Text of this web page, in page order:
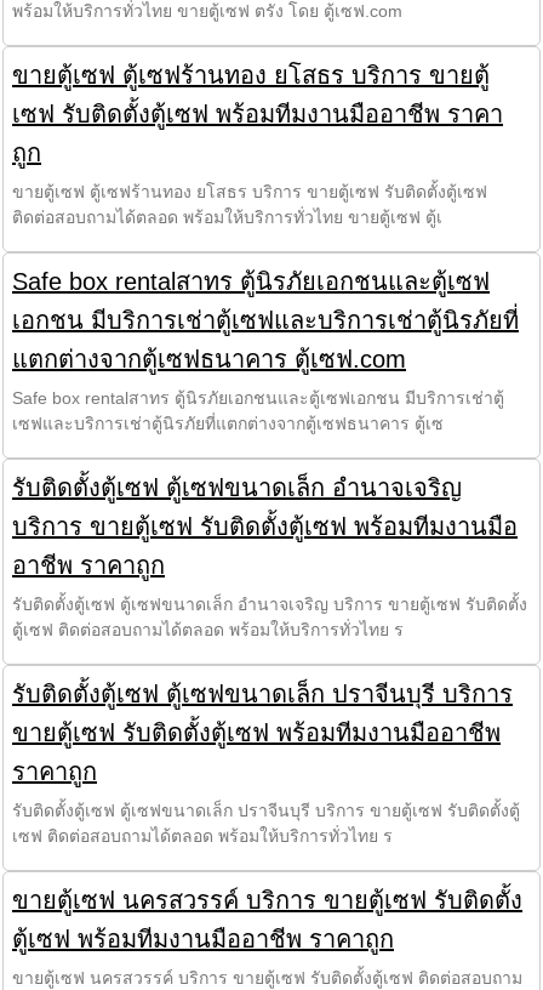
พร้อมให้บริการทั่วไทย ขายตู้เซฟ ตรัง โดย ตู้เซฟ.com
ขายตู้เซฟ ตู้เซฟร้านทอง ยโสธร บริการ ขายตู้
เซฟ รับติดตั้งตู้เซฟ พร้อมทีมงานมืออาชีพ ราคา
ถูก
ขายตู้เซฟ ตู้เซฟร้านทอง ยโสธร บริการ ขายตู้เซฟ รับติดตั้งตู้เซฟ
ติดต่อสอบถามได้ตลอด พร้อมให้บริการทั่วไทย ขายตู้เซฟ ตู้เ
Safe box rentalสาทร ตู้นิรภัยเอกชนและตู้เซฟ
เอกชน มีบริการเช่าตู้เซฟและบริการเช่าตู้นิรภัยที่
แตกต่างจากตู้เซฟธนาคาร ตู้เซฟ.com
Safe box rentalสาทร ตู้นิรภัยเอกชนและตู้เซฟเอกชน มีบริการเช่าตู้
เซฟและบริการเช่าตู้นิรภัยที่แตกต่างจากตู้เซฟธนาคาร ตู้เซ
รับติดตั้งตู้เซฟ ตู้เซฟขนาดเล็ก อำนาจเจริญ
บริการ ขายตู้เซฟ รับติดตั้งตู้เซฟ พร้อมทีมงานมือ
อาชีพ ราคาถูก
รับติดตั้งตู้เซฟ ตู้เซฟขนาดเล็ก อำนาจเจริญ บริการ ขายตู้เซฟ รับติดตั้ง
ตู้เซฟ ติดต่อสอบถามได้ตลอด พร้อมให้บริการทั่วไทย ร
รับติดตั้งตู้เซฟ ตู้เซฟขนาดเล็ก ปราจีนบุรี บริการ
ขายตู้เซฟ รับติดตั้งตู้เซฟ พร้อมทีมงานมืออาชีพ
ราคาถูก
รับติดตั้งตู้เซฟ ตู้เซฟขนาดเล็ก ปราจีนบุรี บริการ ขายตู้เซฟ รับติดตั้งตู้
เซฟ ติดต่อสอบถามได้ตลอด พร้อมให้บริการทั่วไทย ร
ขายตู้เซฟ นครสวรรค์ บริการ ขายตู้เซฟ รับติดตั้ง
ตู้เซฟ พร้อมทีมงานมืออาชีพ ราคาถูก
ขายตู้เซฟ นครสวรรค์ บริการ ขายตู้เซฟ รับติดตั้งตู้เซฟ ติดต่อสอบถาม